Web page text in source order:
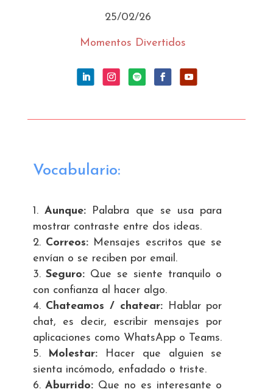
25/02/26
Momentos Divertidos
Vocabulario:
Aunque:Palabra que se usa para
mostrar contraste entre dos ideas.
Correos:Mensajes escritos que se
envían o se reciben por email.
Seguro: Que se siente tranquilo o
con confianza al hacer algo.
Chateamos / chatear:Hablar por
chat, es decir, escribir mensajes por
aplicaciones como WhatsApp o Teams.
Molestar: Hacer que alguien se
sienta incómodo, enfadado o triste.
Aburrido: Que no es interesante o